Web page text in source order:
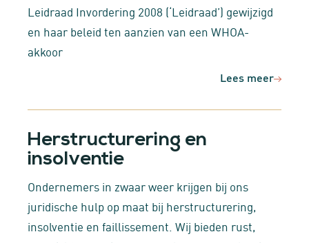
Leidraad Invordering 2008 (‘Leidraad’) gewijzigd
en haar beleid ten aanzien van een WHOA-
akkoor
Lees meer
Herstructurering en
insolventie
Ondernemers in zwaar weer krijgen bij ons
juridische hulp op maat bij herstructurering,
insolventie en faillissement. Wij bieden rust,